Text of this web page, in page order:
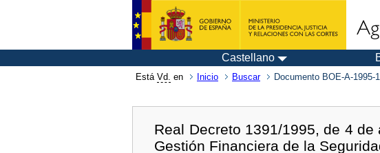
Castellano
Está Vd. en Inicio Buscar Documento BOE-A-1995-
Real Decreto 1391/1995, de 4
Gestión Financiera de la